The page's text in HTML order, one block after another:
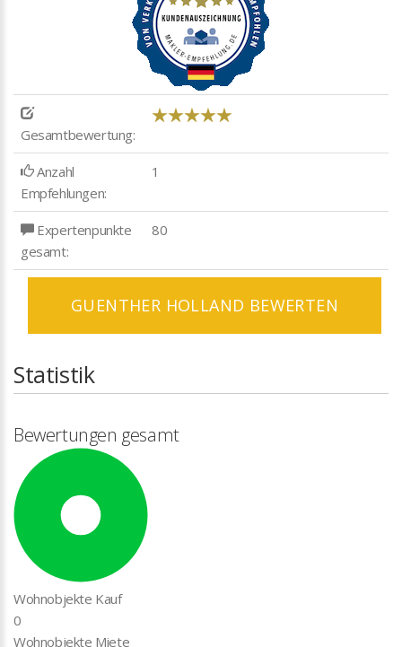
Gesamtbewertung:
Anzahl
Empfehlungen:
1
Expertenpunkte
gesamt:
80
GUENTHER HOLLAND BEWERTEN
Statistik
Bewertungen gesamt
Wohnobjekte Kauf
0
Wohnobjekte Miete